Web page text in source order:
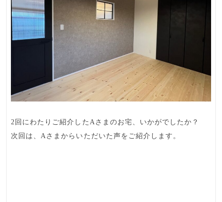
2回にわたりご紹介したAさまのお宅、いかがでしたか？
次回は、Aさまからいただいた声をご紹介します。